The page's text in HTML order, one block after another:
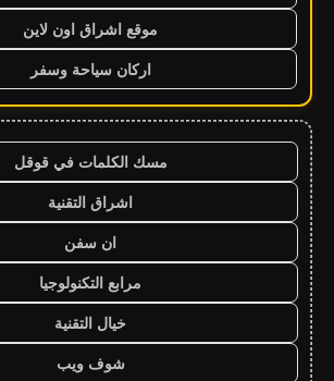
موقع اشراق اون لاين
اركان سياحة وسفر
مسك الكلمات في قوقل
اشراق التقنية
ان سفن
مرابع التكنولوجيا
خيال التقنية
شوف ويب